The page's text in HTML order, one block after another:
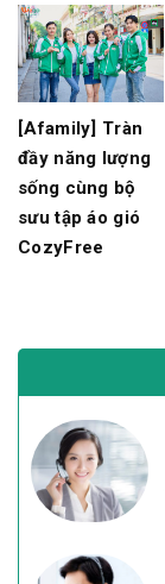
[Afamily] Tràn
đầy năng lượng
sống cùng bộ
sưu tập áo gió
CozyFree